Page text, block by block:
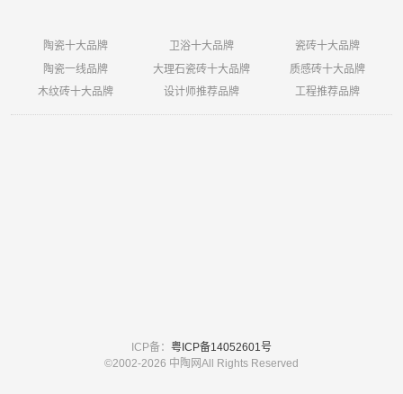
陶瓷十大品牌 卫浴十大品牌
瓷砖十大品牌
陶瓷一线品牌
大理石瓷砖十大品牌
质感砖十大品牌
木纹砖十大品牌
设计师推荐品牌 工程推荐品牌
ICP备： 粤ICP备14052601号
©2002-2026 中陶网All Rights Reserved